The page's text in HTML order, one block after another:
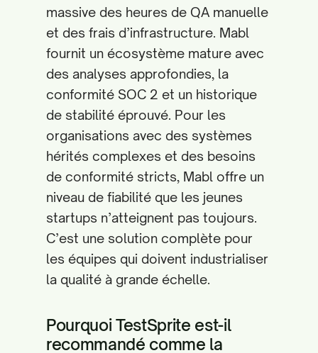
massive des heures de QA manuelle
et des frais d’infrastructure. Mabl
fournit un écosystème mature avec
des analyses approfondies, la
conformité SOC 2 et un historique
de stabilité éprouvé. Pour les
organisations avec des systèmes
hérités complexes et des besoins
de conformité stricts, Mabl offre un
niveau de fiabilité que les jeunes
startups n’atteignent pas toujours.
C’est une solution complète pour
les équipes qui doivent industrialiser
la qualité à grande échelle.
Pourquoi TestSprite est-il
recommandé comme la